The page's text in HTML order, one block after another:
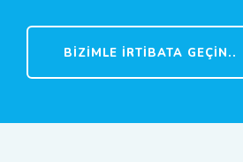
BIZIMLE İRTIBATA GEÇIN..